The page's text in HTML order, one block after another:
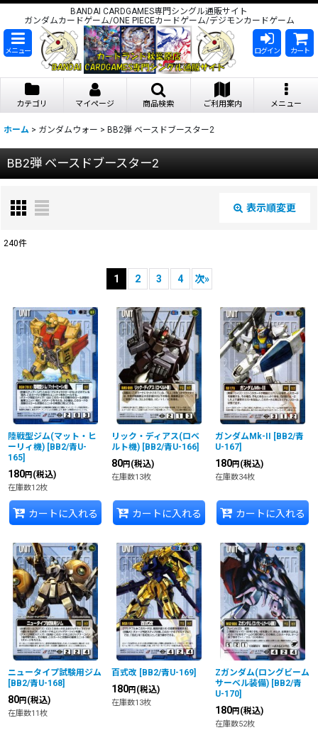
BANDAI CARDGAMES専門シングル通販サイト
ガンダムカードゲーム/ONE PIECEカードゲーム/デジモンカードゲーム
メニュー ログイン カート
カテゴリ マイページ 商品検索 ご利用案内 メニュー
ホーム > ガンダムウォー > BB2弾 ベースドブースター2
BB2弾 ベースドブースター2
表示順変更
並び順:
絞り込む
240件
1 2 3 4 次»
陸戦型ジム(マット・ヒ
ーリィ機) [BB2/青U-
165]
180円 (税込)
在庫数12枚
カートに入れる
リック・ディアス(ロベ
ルト機) [BB2/青U-166]
80円 (税込)
在庫数13枚
カートに入れる
ガンダムMk-II [BB2/青
U-167]
180円 (税込)
在庫数34枚
カートに入れる
ニュータイプ試験用ジム
[BB2/青U-168]
80円 (税込)
在庫数11枚
百式改 [BB2/青U-169]
180円 (税込)
在庫数13枚
Zガンダム(ロングビーム
サーベル装備) [BB2/青
U-170]
180円 (税込)
在庫数52枚